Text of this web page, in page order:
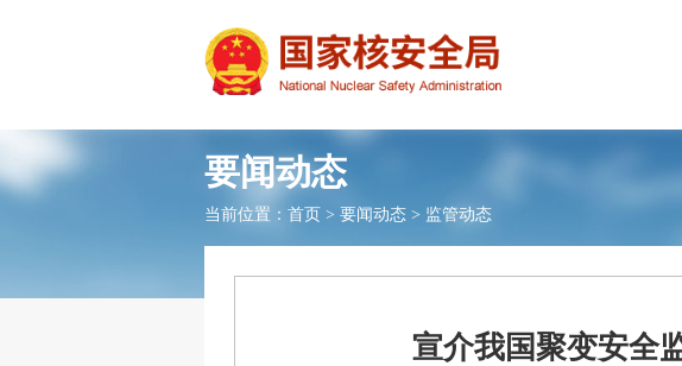
要闻动态
当前位置： 首页 > 要闻动态 > 监管动态
宣介我国聚变安全